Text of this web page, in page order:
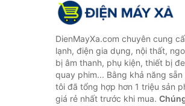
DienMayXa.com chuyên cung
lạnh, điện gia dụng, nội thất,
bị âm thanh, phụ kiện, thiết bị
quay phim... Bằng khả năng
tôi đã tổng hợp hơn 1 triệu sản
giá rẻ nhất trước khi mua.